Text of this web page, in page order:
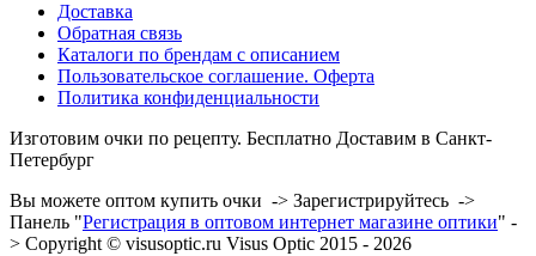
Доставка
Обратная связь
Каталоги по брендам с описанием
Пользовательское соглашение. Оферта
Политика конфиденциальности
Изготовим очки по рецепту. Бесплатно Доставим в Санкт-
Петербург
Вы можете оптом купить очки -> Зарегистрируйтесь ->
Панель "Регистрация в оптовом интернет магазине оптики" -
> Copyright © visusoptic.ru Visus Optic 2015 - 2026